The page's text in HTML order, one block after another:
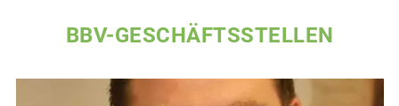
BBV-GESCHÄFTSSTELLEN